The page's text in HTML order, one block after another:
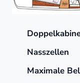
Nasszellen
Maximale